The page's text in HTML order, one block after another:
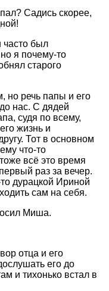
Садись скорее,
часто был
я почему-то
старого
но речь папы и его
нас. С дядей
судя по всему,
жизнь и
Тот в основном
что-то
всё это время
раз за вечер.
дурацкой Ириной
сам на себя.
Миша.
отца и его
его до
и тихонько встал в